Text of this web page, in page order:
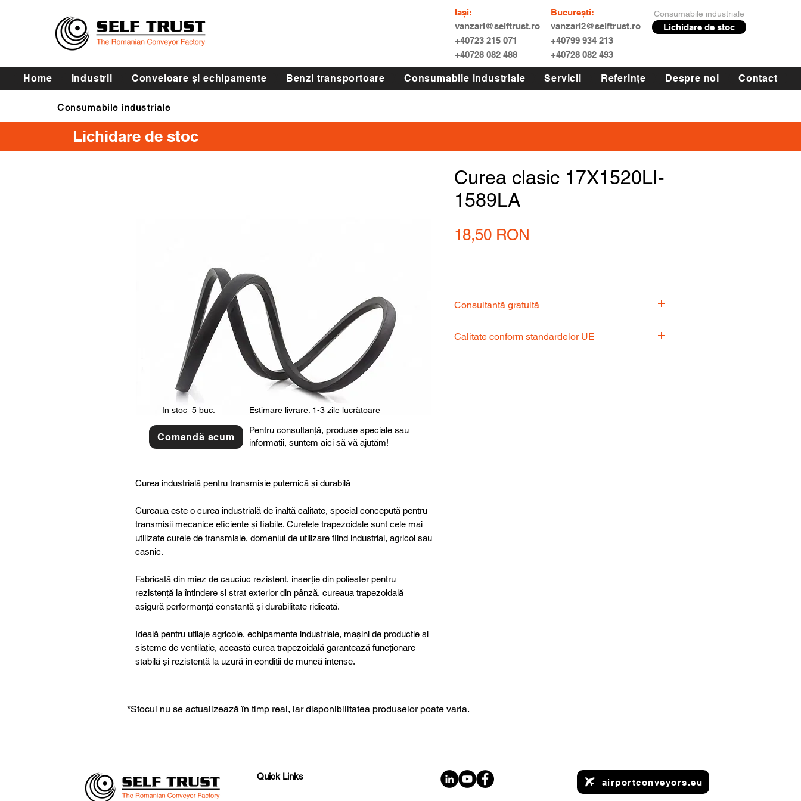
Iași:
vanzari@selftrust.ro
+40723 215 071
+40728 082 488
București:
vanzari2@selftrust.ro
+40799 934 213
+40728 082 493
Consumabile industriale
Lichidare de stoc
Home Industrii Conveioare și echipamente Benzi transportoare Consumabile industriale Servicii Referințe Despre noi Contact
Consumabile industriale
Curele de transmisie
Lichidare de stoc
Curea industrială pentru transmisie puternică și durabilă
Cureaua este o curea industrială de înaltă calitate, special concepută pentru
transmisii mecanice eficiente și fiabile. Curelele trapezoidale sunt cele mai
utilizate curele de transmisie, domeniul de utilizare fiind industrial, agricol sau
casnic.
Fabricată din miez de cauciuc rezistent, inserție din poliester pentru
rezistență la întindere și strat exterior din pânză, cureaua trapezoidală
asigură performanță constantă și durabilitate ridicată.
Ideală pentru utilaje agricole, echipamente industriale, mașini de producție și
sisteme de ventilație, această curea trapezoidală garantează funcționare
stabilă și rezistență la uzură în condiții de muncă intense.
Curea clasic 17X1520LI-
1589LA
18,50 RON
Consultanță gratuită
pentru a alege produsul potrivit nevoilor
Calitate conform standardelor UE
In stoc 5 buc.
Comandă acum
Estimare livrare: 1-3 zile lucrătoare
Pentru consultanță, produse speciale sau
informații, suntem aici să vă ajutăm!
*Stocul nu se actualizează în timp real, iar disponibilitatea produselor poate varia.
Quick Links
airportconveyors.eu